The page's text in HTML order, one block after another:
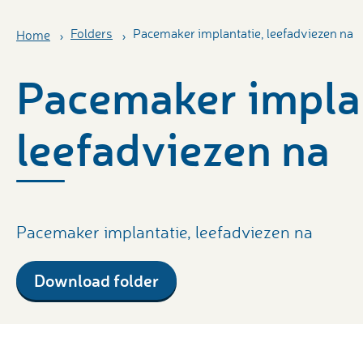
Home Folders Pacemaker implantatie, leefadviezen na
Pacemaker
leefadviezen na
Pacemaker implantatie, leefadviezen na
Download folder